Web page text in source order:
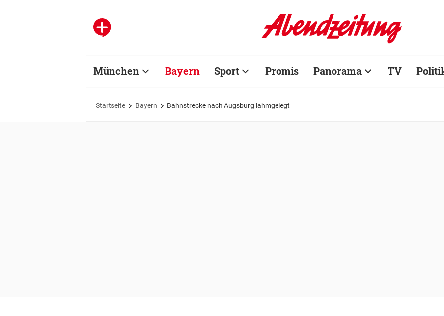
München Bayern Sport Promis Panorama TV
Startseite Bayern Bahnstrecke nach Augsburg lahmgelegt